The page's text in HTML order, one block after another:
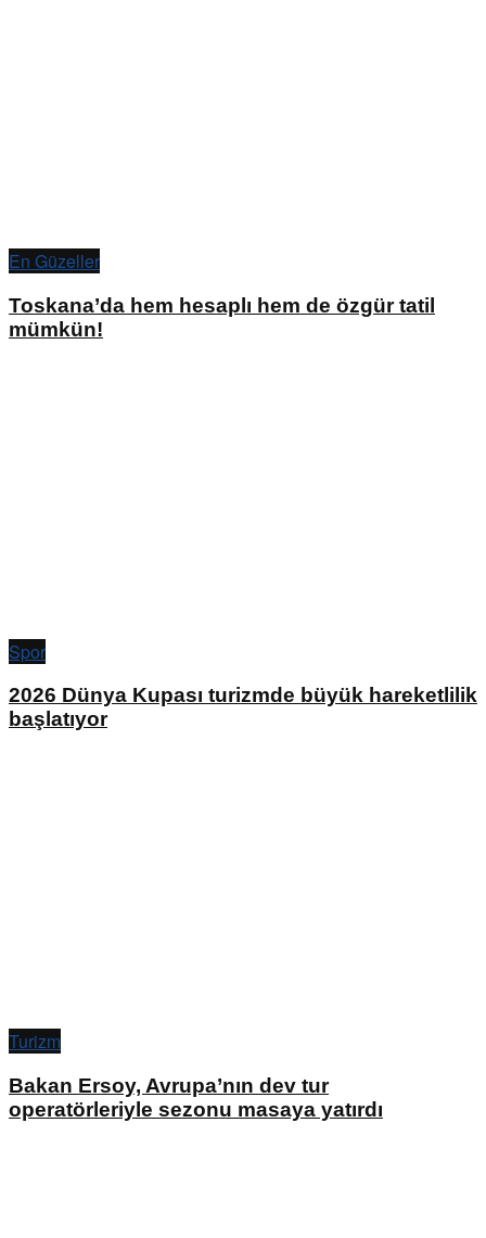
En Güzeller
Toskana’da hem hesaplı hem de özgür tatil
mümkün!
Spor
2026 Dünya Kupası turizmde büyük hareketlilik
başlatıyor
Turizm
Bakan Ersoy, Avrupa’nın dev tur
operatörleriyle sezonu masaya yatırdı